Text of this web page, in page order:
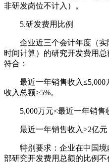
非研发岗位不计入）。
5.研发费用比例
企业近三个会计年度（实
时间计算）的研究开发费用
符合：
最近一年销售收入≤5,000
收入总额≥5%。
5,000万元<最近一年销售
最近一年销售收入>2亿元
特别要求：企业在中国境
部研究开发费用总额的比例不